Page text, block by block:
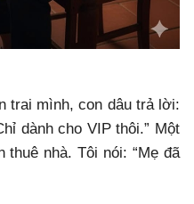
trai mình, con dâu trả lời:
dành cho VIP thôi.” Một
thuê nhà. Tôi nói: “Mẹ đã